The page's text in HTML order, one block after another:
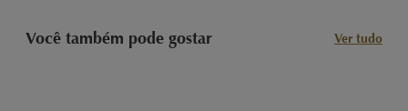
Você também pode gostar Ver tudo